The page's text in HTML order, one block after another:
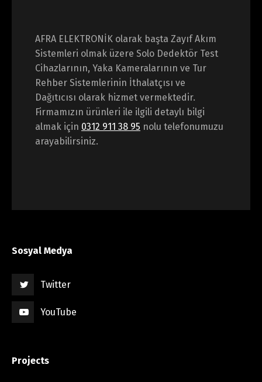
AFRA ELEKTRONİK olarak başta Zayıf Akım
Sistemleri olmak üzere Solo Dedektör Test
Cihazlarının, Yaka Kameralarının ve Tur
Rehber Sistemlerinin İthalatçısı ve
Dağıtıcısı olarak hizmet vermektedir.
Firmamızın ürünleri ile ilgili detaylı bilgi
almak için 0312 911 38 95 nolu telefonumuzu
arayabilirsiniz.
Sosyal Medya
Twitter
YouTube
Projects